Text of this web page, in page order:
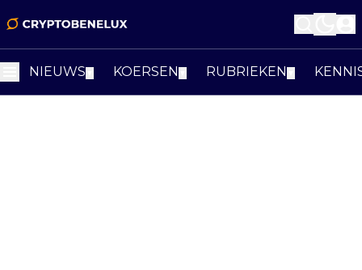
NIEUWS KOERSEN RUBRIEKEN